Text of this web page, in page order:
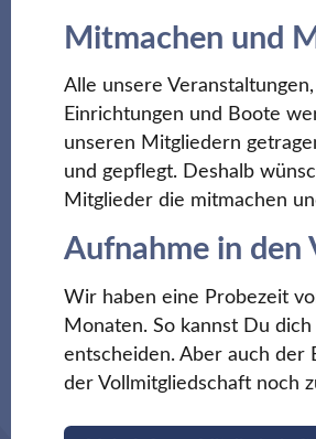
Mitmachen und
Alle unsere Veranstaltungen,
Einrichtungen und Boote
unseren Mitgliedern
und gepflegt. Deshalb
Mitglieder die mitmachen
Aufnahme in den
Wir haben eine Probezeit
Monaten. So kannst Du
entscheiden. Aber auch der
der Vollmitgliedschaft noch